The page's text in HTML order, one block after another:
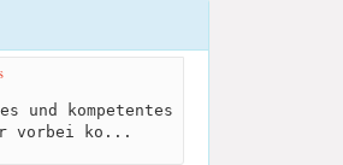
und kompetentes
vorbei ko...